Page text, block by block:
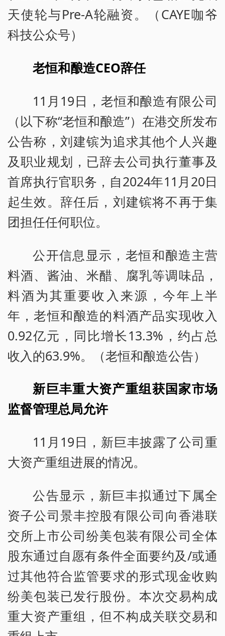
天使轮与Pre-A轮融资。（CAYE咖爷
科技公众号）
老恒和酿造CEO辞任
11月19日，老恒和酿造有限公司
（以下称“老恒和酿造”）在港交所发布
公告称，刘建镔为追求其他个人兴趣
及职业规划，已辞去公司执行董事及
首席执行官职务，自2024年11月20日
起生效。辞任后，刘建镔将不再于集
团担任任何职位。
公开信息显示，老恒和酿造主营
料酒、酱油、米醋、腐乳等调味品，
料酒为其重要收入来源，今年上半
年，老恒和酿造的料酒产品实现收入
0.92亿元，同比增长13.3%，约占总
收入的63.9%。（老恒和酿造公告）
新巨丰重大资产重组获国家市场
监督管理总局允许
11月19日，新巨丰披露了公司重
大资产重组进展的情况。
公告显示，新巨丰拟通过下属全
资子公司景丰控股有限公司向香港联
交所上市公司纷美包装有限公司全体
股东通过自愿有条件全面要约及/或通
过其他符合监管要求的形式现金收购
纷美包装已发行股份。本次交易构成
重大资产重组，但不构成关联交易和